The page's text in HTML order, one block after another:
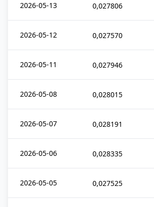
2026-05-13 0,027806
2026-05-12 0,027570
2026-05-11 0,027946
2026-05-08 0,028015
2026-05-07 0,028191
2026-05-06 0,028335
2026-05-05 0,027525